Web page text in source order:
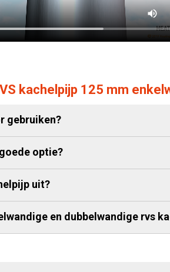
kachelpijp 125 mm
gebruiken?
optie?
uit?
en dubbelwandige rvs